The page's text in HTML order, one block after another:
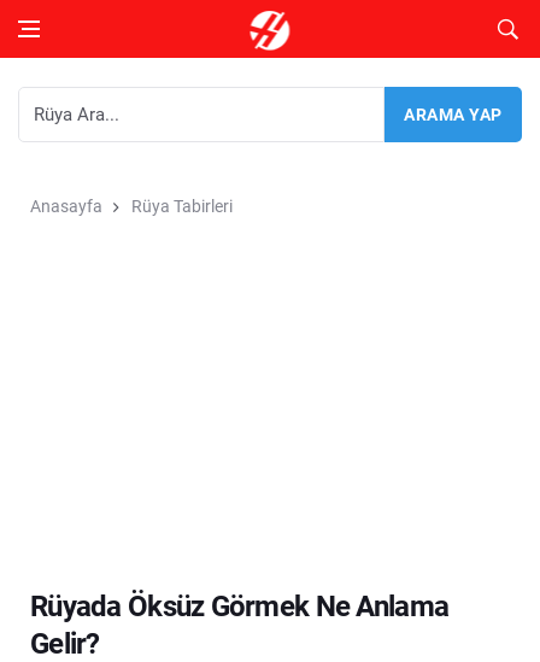
Anasayfa Rüya Tabirleri
Rüyada Öksüz Görmek Ne Anlama
Gelir?